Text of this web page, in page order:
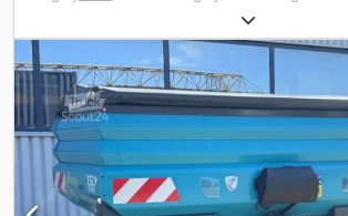
hely: Ügyfél Dkedpfx Anjzqiaxj Ner